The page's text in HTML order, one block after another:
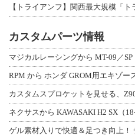
カスタムパーツ情報
ネクサスから KAWASAKI H2 SX（